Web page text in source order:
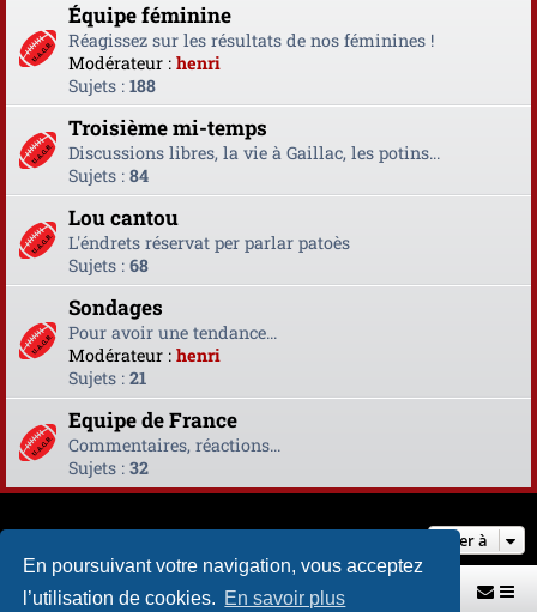
En poursuivant votre navigation, vous acceptez
l’utilisation de cookies. En savoir plus
Équipe féminine
Réagissez sur les résultats de nos féminines !
Modérateur : henri
Sujets : 188
Troisième mi-temps
Discussions libres, la vie à Gaillac, les potins...
Sujets : 84
Lou cantou
L'éndrets réservat per parlar patoès
Sujets : 68
Sondages
Pour avoir une tendance...
Modérateur : henri
Sujets : 21
Equipe de France
Commentaires, réactions...
Sujets : 32
Aller à
Retour vers le site U.A.G.R. Index du forum